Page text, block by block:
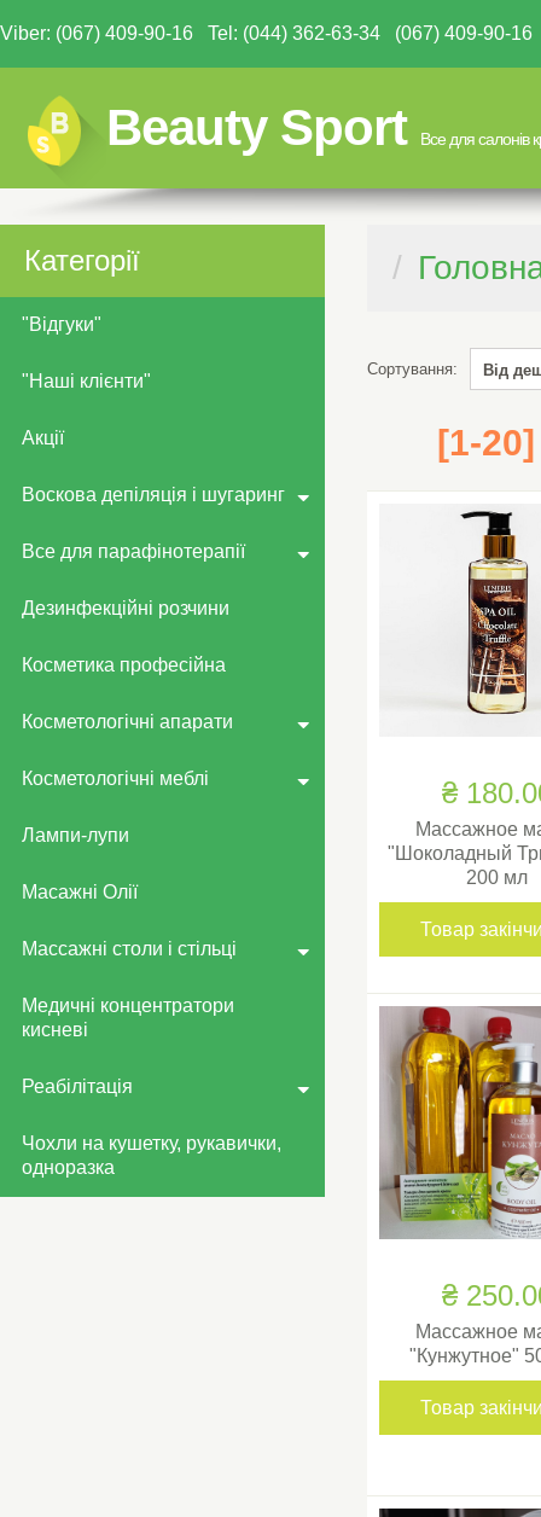
Viber: (067) 409-90-16 Tel: (044) 362-63-34 (067) 409-90-
Beauty Sport Все для салонів
Категорії
"Відгуки"
"Наші клієнти"
Акції
Воскова депіляція і шугаринг
Все для парафінотерапії
Дезинфекційні розчини
Косметика професійна
Косметологічні апарати
Косметологічні меблі
Лампи-лупи
Масажні Олії
Массажні столи і стільці
Медичні концентратори
кисневі
Реабілітація
Чохли на кушетку, рукавички,
одноразка
Сортування: Від
Від
Від
[1-
₴
Массажное
"Шоколадный
200 мл
Товар
₴
Массажное
"Кунжутное"
Товар